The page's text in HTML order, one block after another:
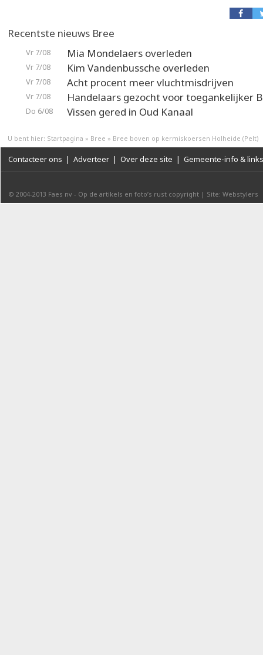
Recentste nieuws Bree
Vr 7/08 Mia Mondelaers overleden
Vr 7/08 Kim Vandenbussche overleden
Vr 7/08 Acht procent meer vluchtmisdrijven
Vr 7/08 Handelaars gezocht voor toegankelijker
Do 6/08 Vissen gered in Oud Kanaal
U bent hier: Startpagina » Bree » Bree boven op kermiskoersen Holheide (Pelt)
Contacteer ons | Adverteer | Over deze site | Gemeente-info & links
© 2004-2013 Faes nv - Op de artikels en foto’s rust copyright | Site: Webstylers